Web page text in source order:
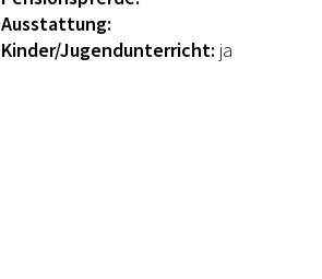
Ausstattung:
Kinder/Jugendunterricht: ja